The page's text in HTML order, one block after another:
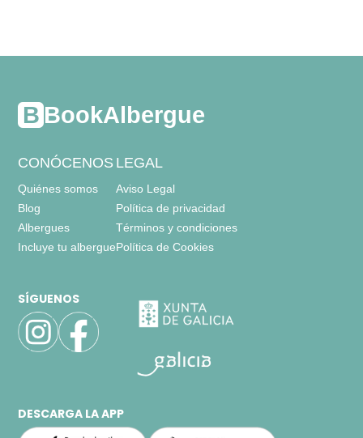
BookAlbergue
CONÓCENOS
Quiénes somos
Blog
Albergues
Incluye tu albergue
LEGAL
Aviso Legal
Política de privacidad
Términos y condiciones
Política de Cookies
SÍGUENOS
DESCARGA LA APP